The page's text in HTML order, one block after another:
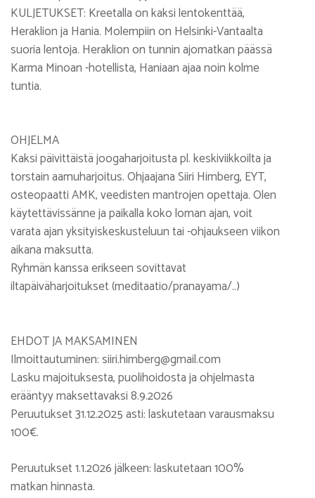
KULJETUKSET: Kreetalla on kaksi lentokenttää,
Heraklion ja Hania. Molempiin on Helsinki-Vantaalta
suoria lentoja. Heraklion on tunnin ajomatkan päässä
Karma Minoan -hotellista, Haniaan ajaa noin kolme
tuntia.
OHJELMA
Kaksi päivittäistä joogaharjoitusta pl. keskiviikkoilta ja
torstain aamuharjoitus. Ohjaajana Siiri Himberg, EYT,
osteopaatti AMK, veedisten mantrojen opettaja. Olen
käytettävissänne ja paikalla koko loman ajan, voit
varata ajan yksityiskeskusteluun tai -ohjaukseen viikon
aikana maksutta.
Ryhmän kanssa erikseen sovittavat
iltapäiväharjoitukset (meditaatio/pranayama/..)
EHDOT JA MAKSAMINEN
Ilmoittautuminen: siiri.himberg@gmail.com
Lasku majoituksesta, puolihoidosta ja ohjelmasta
erääntyy maksettavaksi 8.9.2026
Peruutukset 31.12.2025 asti: laskutetaan varausmaksu
100€.
Peruutukset 1.1.2026 jälkeen: laskutetaan 100%
matkan hinnasta.